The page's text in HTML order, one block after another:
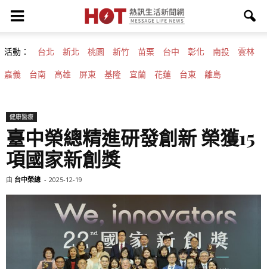
活動： 台北 新北 桃園 新竹 苗栗 台中 彰化 南投 雲林
嘉義 台南 高雄 屏東 基隆 宜蘭 花蓮 台東 離島
健康醫療
臺中榮總精進研發創新 榮獲15
項國家新創獎
由 台中榮總 - 2025-12-19